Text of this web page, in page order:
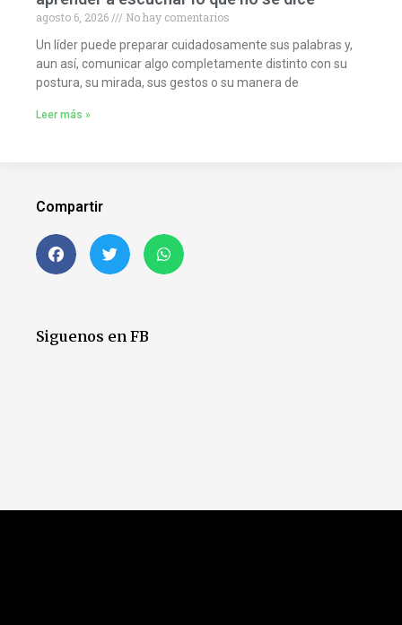
agosto 6, 2026
No hay comentarios
Un líder puede preparar cuidadosamente sus palabras y,
aun así, comunicar algo completamente distinto con su
postura, su mirada, sus gestos o su manera de
Leer más »
Compartir
Siguenos en FB